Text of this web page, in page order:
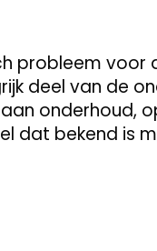
voor
deel van de
onderhoud,
dat bekend is